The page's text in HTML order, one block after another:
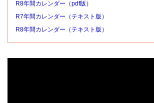
R8年間カレンダー（pdf版）
R7年間カレンダー（テキスト版）
R8年間カレンダー（テキスト版）